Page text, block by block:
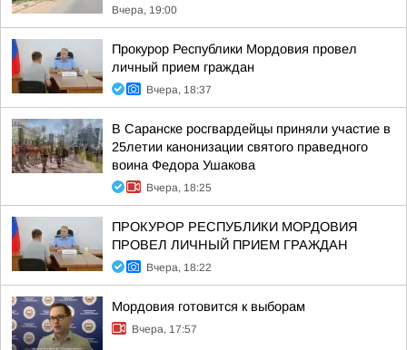
Вчера, 19:00
Прокурор Республики Мордовия провел
личный прием граждан
Вчера, 18:37
В Саранске росгвардейцы приняли участие в
25летии канонизации святого праведного
воина Федора Ушакова
Вчера, 18:25
ПРОКУРОР РЕСПУБЛИКИ МОРДОВИЯ
ПРОВЕЛ ЛИЧНЫЙ ПРИЕМ ГРАЖДАН
Вчера, 18:22
Мордовия готовится к выборам
Вчера, 17:57